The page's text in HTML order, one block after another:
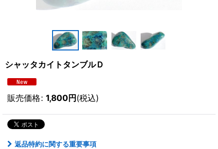
シャッタカイトタンブルＤ
販売価格: 1,800円(税込)
返品特約に関する重要事項